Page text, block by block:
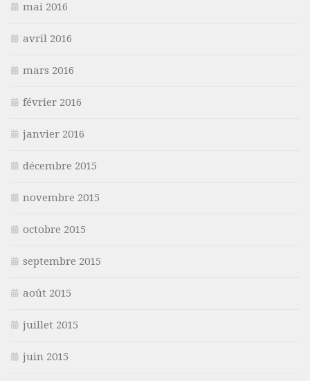
mai 2016
avril 2016
mars 2016
février 2016
janvier 2016
décembre 2015
novembre 2015
octobre 2015
septembre 2015
août 2015
juillet 2015
juin 2015